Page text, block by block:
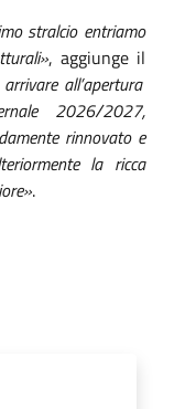
stralcio entriamo
, aggiunge il
all’apertura
2026/2027,
rinnovato e
la ricca
.